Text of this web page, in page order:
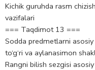
Kichik guruhda rasm
vazifalari
=== Taqdimot 13 ===
Sodda predmetlarni
to‘g‘ri va aylanasimon
Rangni bilish sezgisi